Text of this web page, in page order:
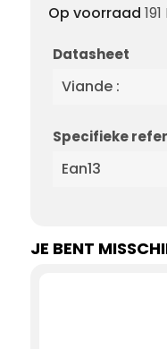
Op voorraad
Datasheet
Viande :
Specifieke
Ean13
JE BENT